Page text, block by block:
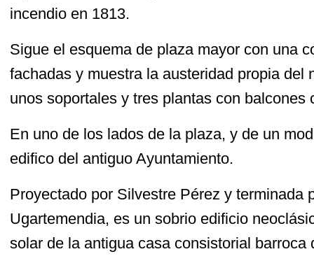
incendio en 1813.
Sigue el esquema de plaza mayor con una
fachadas y muestra la austeridad propia del
unos soportales y tres plantas con balcones
En uno de los lados de la plaza, y de un
edifico del antiguo Ayuntamiento.
Proyectado por Silvestre Pérez y terminada
Ugartemendia, es un sobrio edificio
solar de la antigua casa consistorial barroca